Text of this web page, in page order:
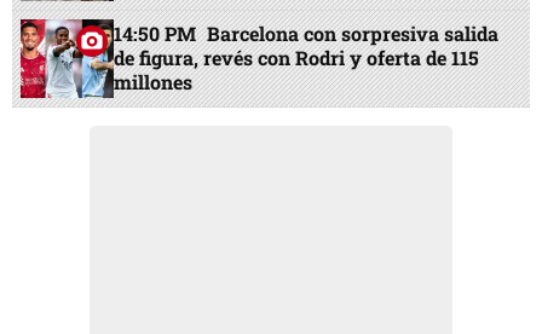
14:50 PM Barcelona con sorpresiva salida
de figura, revés con Rodri y oferta de 115
millones